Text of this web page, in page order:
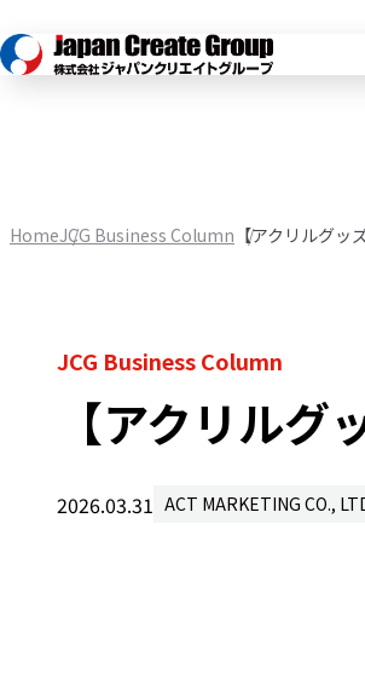
HomeJCG Business Column 【アクリルグ
JCG Business Column
【アクリル
2026.03.31 ACT MARKETING CO.,